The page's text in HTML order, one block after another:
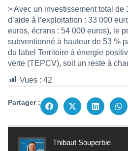
> Avec un investissement total de
d’aide à l’exploitation : 33 000
euros, écrans : 54 000 euros), le
subventionné à hauteur de 53 %
du label Territoire à énergie
verte (TEPCV), soit un reste à
Vues : 42
Partager :
Thibaut Souperbie